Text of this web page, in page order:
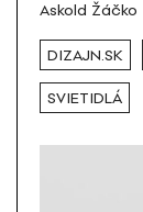
Askold Žáčko
DIZAJN.SK
SVIETIDLÁ